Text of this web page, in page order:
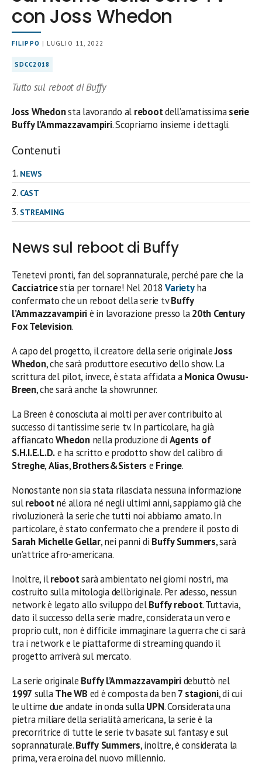
con Joss Whedon
FILIPPO | LUGLIO 11, 2022
SDCC2018
Tutto sul reboot di Buffy
Joss Whedonsta lavorando al rebootdell’amatissimaserie
Buffy l’Ammazzavampiri. Scopriamo insieme i dettagli.
Contenuti
NEWS
CAST
STREAMING
News sul reboot di Buffy
Tenetevi pronti, fan del soprannaturale, perché pare che la
Cacciatricestia per tornare! Nel 2018Varietyha
confermato che un reboot della serie tvBuffy
l’Ammazzavampiriè in lavorazione presso la20th Century
Fox Television.
A capo del progetto, il creatore della serie originaleJoss
Whedon, che sarà produttore esecutivo dello show. La
scrittura del pilot, invece, è stata affidata aMonica Owusu-
Breen, che sarà anche la showrunner.
La Breen è conosciuta ai molti per aver contribuito al
successo di tantissime serie tv. In particolare, ha già
affiancatoWhedonnella produzione di Agents of
S.H.I.E.L.D.e ha scritto e prodotto show del calibro di
Streghe,Alias,Brothers&Sisters e Fringe.
Nonostante non sia stata rilasciata nessuna informazione
sulrebootné allora né negli ultimi anni, sappiamo già che
rivoluzionerà la serie che tutti noi abbiamo amato. In
particolare, è stato confermato che a prendere il posto di
Sarah Michelle Gellar, nei panni di Buffy Summers, sarà
un’attrice afro-americana.
Inoltre, ilrebootsarà ambientato nei giorni nostri, ma
costruito sulla mitologia dell’originale. Per adesso, nessun
network è legato allo sviluppo delBuffy reboot. Tuttavia,
dato il successo della serie madre, considerata un vero e
proprio cult, non è difficile immaginare la guerra che ci sarà
tra i network e le piattaforme di streaming quando il
progetto arriverà sul mercato.
La serie originale Buffy l’Ammazzavampiridebuttò nel
1997 sullaThe WB ed è composta da ben 7 stagioni, di cui
le ultime due andate in onda sullaUPN. Considerata una
pietra miliare della serialità americana, la serie è la
precorritrice di tutte le serie tv basate sul fantasy e sul
soprannaturale.Buffy Summers, inoltre, è considerata la
prima, vera eroina del nuovo millennio.